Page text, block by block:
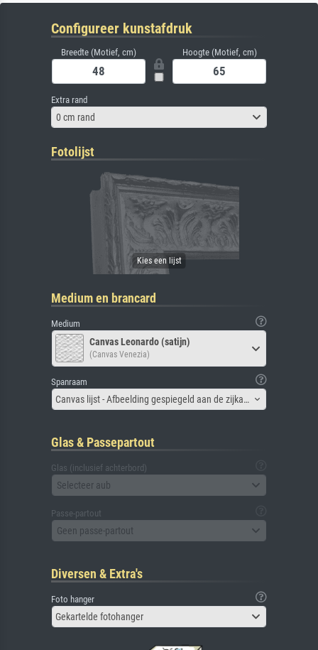
Configureer kunstafdruk
Breedte (Motief, cm) Hoogte (Motief, cm)
Extra rand
0 cm rand
Fotolijst
Medium en brancard
Medium
Canvas Leonardo (satijn)
(Canvas Venezia)
Spanraam
Canvas lijst - Afbeelding gespiegeld aan de zijkant
Glas & Passepartout
Glas (inclusief achterbord)
Selecteer aub
Passe-partout
Geen passe-partout
Diversen & Extra's
Foto hanger
Gekartelde fotohanger